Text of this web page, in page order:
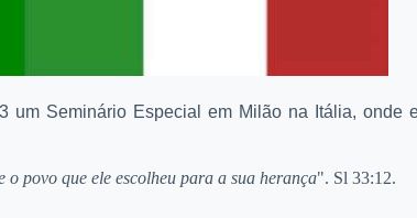
Seminário Especial em Milão na Itália, onde
o povo que ele escolheu para a sua herança". Sl 33:12.